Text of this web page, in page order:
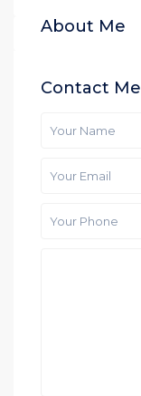
About Me
Contact Me